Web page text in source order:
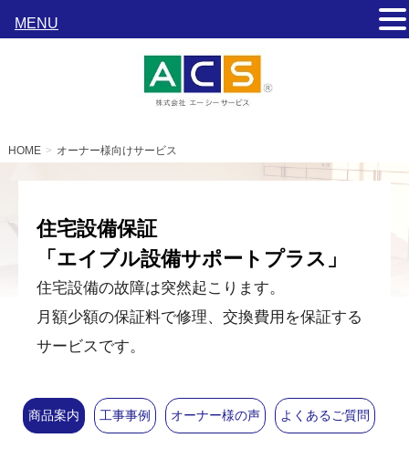
HOME オーナー様向けサービス
住宅設備保証
「エイブル設備サポートプラス」
住宅設備の故障は突然起こります。
月額少額の保証料で修理、交換費用を保証する
サービスです。
商品案内 工事事例 オーナー様の声 よくあるご質問
MENU